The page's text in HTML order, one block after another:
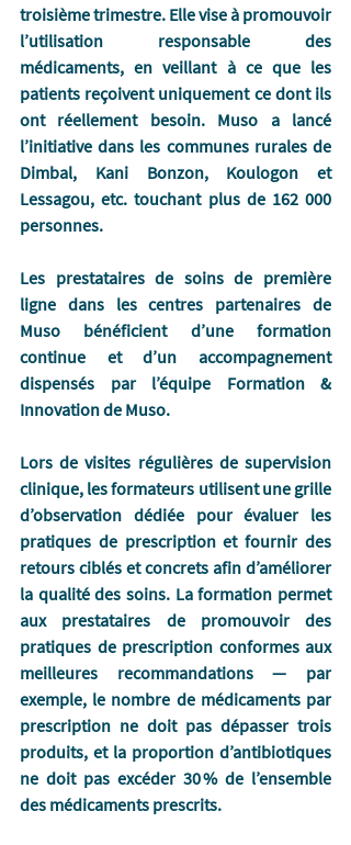
troisième trimestre. Elle vise à promouvoir
l’utilisation responsable des
médicaments, en veillant à ce que les
patients reçoivent uniquement ce dont ils
ont réellement besoin. Muso a lancé
l’initiative dans les communes rurales de
Dimbal, Kani Bonzon, Koulogon et
Lessagou, etc. touchant plus de 162 000
personnes.
Les prestataires de soins de première
ligne dans les centres partenaires de
Muso bénéficient d’une formation
continue et d’un accompagnement
dispensés par l’équipe Formation &
Innovation de Muso.
Lors de visites régulières de supervision
clinique, les formateurs utilisent une grille
d’observation dédiée pour évaluer les
pratiques de prescription et fournir des
retours ciblés et concrets afin d’améliorer
la qualité des soins. La formation permet
aux prestataires de promouvoir des
pratiques de prescription conformes aux
meilleures recommandations — par
exemple, le nombre de médicaments par
prescription ne doit pas dépasser trois
produits, et la proportion d’antibiotiques
ne doit pas excéder 30 % de l’ensemble
des médicaments prescrits.